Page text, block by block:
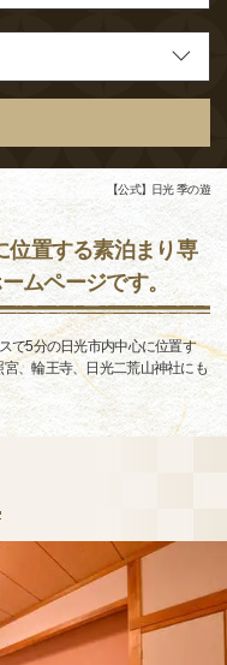
【公式】日光 季の遊
位置する素泊まり専
ムページです。
で5分の日光市内中心に位置す
、輪王寺、日光二荒山神社にも